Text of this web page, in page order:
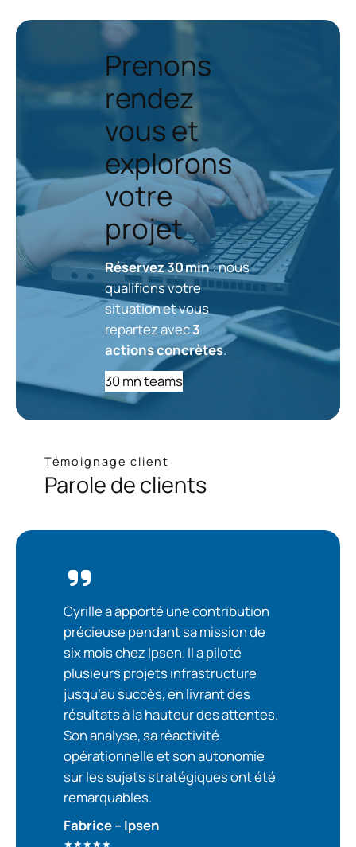
Prenons
rendez
vous et
explorons
votre
projet
Réservez 30 min: nous
qualifions votre
situation et vous
repartez avec3
actions concrètes.
30 mn teams
Témoignage client
Parole de clients
Cyrille a apporté une contribution
précieuse pendant sa mission de
six mois chez Ipsen. Il a piloté
plusieurs projets infrastructure
jusqu’au succès, en livrant des
résultats à la hauteur des attentes.
Son analyse, sa réactivité
opérationnelle et son autonomie
sur les sujets stratégiques ont été
remarquables.
Fabrice – Ipsen
★★★★★